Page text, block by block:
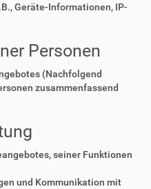
Geräte-Informationen, IP-
Personen
(Nachfolgend
zusammenfassend
seiner Funktionen
und Kommunikation mit